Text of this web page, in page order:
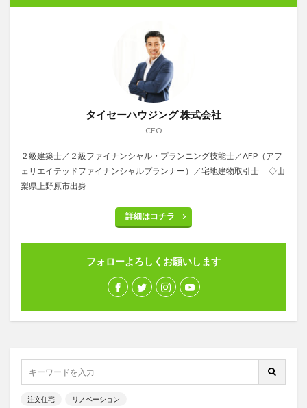
タイセーハウジング 株式会社
CEO
２級建築士／２級ファイナンシャル・プランニング技能士／AFP（アフ
ェリエイテッドファイナンシャルプランナー）／宅地建物取引士 ◇山
梨県上野原市出身
詳細はコチラ
フォローよろしくお願いします
注文住宅 リノベーション